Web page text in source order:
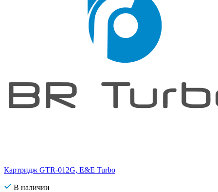
Картридж GTR-012G, E&E Turbo
В наличии